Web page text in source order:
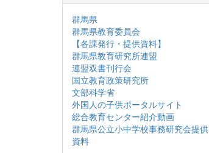
群馬県
群馬県教育委員会
【各課発行・提供資料】
群馬県教育研究所連盟
連盟双書刊行会
国立教育政策研究所
文部科学省
外国人の子供ポータルサイト
総合教育センター紹介動画
群馬県公立小中学校事務研究会提供
資料